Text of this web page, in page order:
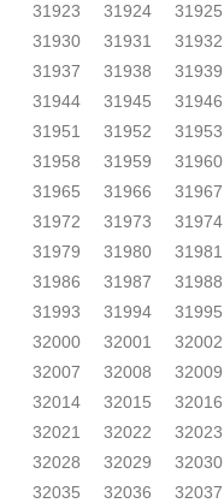
31923
31924 31925
31930
31931 31932
31937
31938 31939
31944
31945 31946
31951
31952 31953
31958
31959 31960
31965
31966 31967
31972
31973 31974
31979
31980 31981
31986
31987 31988
31993
31994 31995
32000
32001 32002
32007
32008 32009
32014
32015 32016
32021
32022 32023
32028
32029 32030
32035
32036 32037